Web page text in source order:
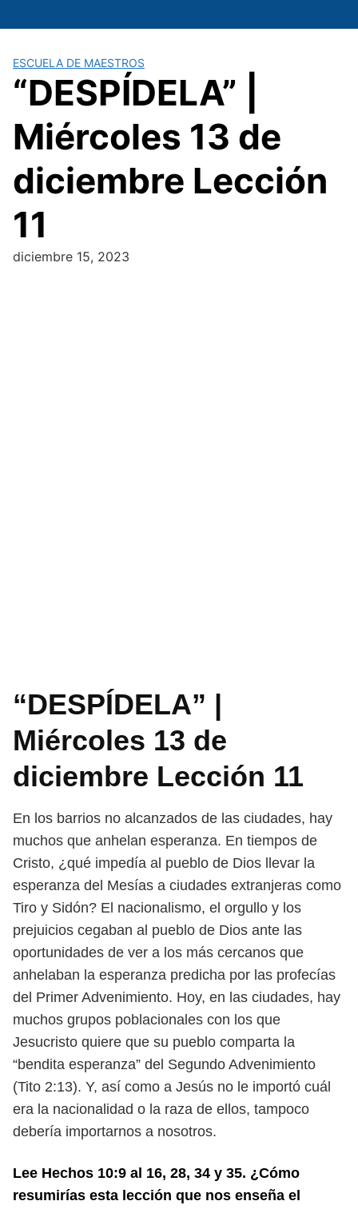
al
ESCUELA DE MAESTROS
“DESPÍDELA” |
Miércoles 13 de
diciembre Lección
11
diciembre 15, 2023
“DESPÍDELA” |
Miércoles 13 de
diciembre Lección 11
En los barrios no alcanzados de las ciudades, hay
muchos que anhelan esperanza. En tiempos de
Cristo, ¿qué impedía al pueblo de Dios llevar la
esperanza del Mesías a ciudades extranjeras como
Tiro y Sidón? El nacionalismo, el orgullo y los
prejuicios cegaban al pueblo de Dios ante las
oportunidades de ver a los más cercanos que
anhelaban la esperanza predicha por las profecías
del Primer Advenimiento. Hoy, en las ciudades, hay
muchos grupos poblacionales con los que
Jesucristo quiere que su pueblo comparta la
“bendita esperanza” del Segundo Advenimiento
(Tito 2:13). Y, así como a Jesús no le importó cuál
era la nacionalidad o la raza de ellos, tampoco
debería importarnos a nosotros.
Lee Hechos 10:9 al 16, 28, 34 y 35. ¿Cómo
resumirías esta lección que nos enseña el